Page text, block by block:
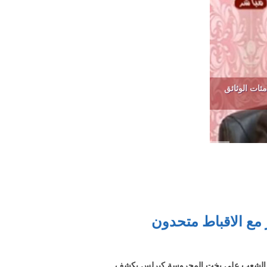
الوثائق
الاقباط متحدون